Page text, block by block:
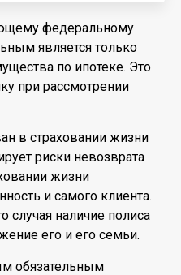
федеральному
является только
по ипотеке. Это
при рассмотрении
в страховании жизни
риски невозврата
жизни
и самого клиента.
случая наличие полиса
его и его семьи.
обязательным